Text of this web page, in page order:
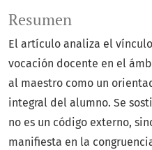
Resumen
El artículo analiza el
vocación docente en el
al maestro como un
integral del alumno. Se
no es un código externo,
manifiesta en la